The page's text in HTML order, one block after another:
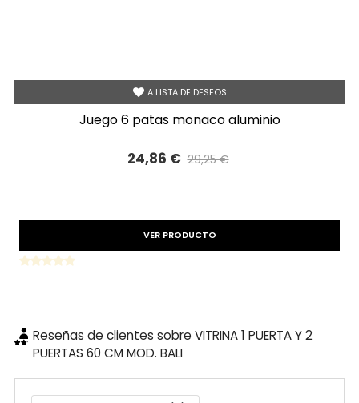
A LISTA DE DESEOS
juego 6 patas monaco aluminio
24,86 € 29,25 €
VER PRODUCTO
Reseñas de clientes sobre VITRINA 1 PUERTA Y 2
PUERTAS 60 CM MOD. BALI